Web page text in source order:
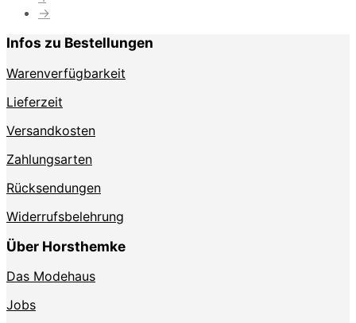
→
Infos zu Bestellungen
Warenverfügbarkeit
Lieferzeit
Versandkosten
Zahlungsarten
Rücksendungen
Widerrufsbelehrung
Über Horsthemke
Das Modehaus
Jobs